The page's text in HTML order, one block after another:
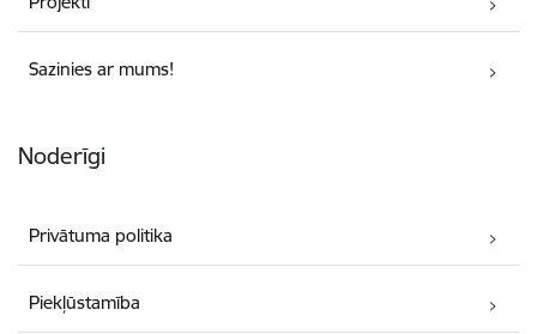
Sazinies ar mums!
Noderīgi
Privātuma politika
Piekļūstamība